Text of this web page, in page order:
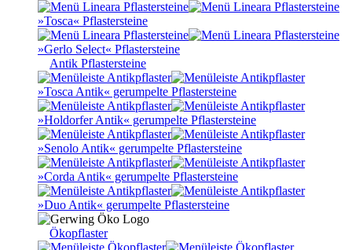
»Tosca« Pflastersteine
»Gerlo Select« Pflastersteine
Antik Pflastersteine
»Tosca Antik« gerumpelte Pflastersteine
»Holdorfer Antik« gerumpelte Pflastersteine
»Senolo Antik« gerumpelte Pflastersteine
»Corda Antik« gerumpelte Pflastersteine
»Duo Antik« gerumpelte Pflastersteine
Ökopflaster